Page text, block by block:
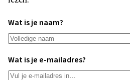
Wat is je naam?
Wat is je e-mailadres?